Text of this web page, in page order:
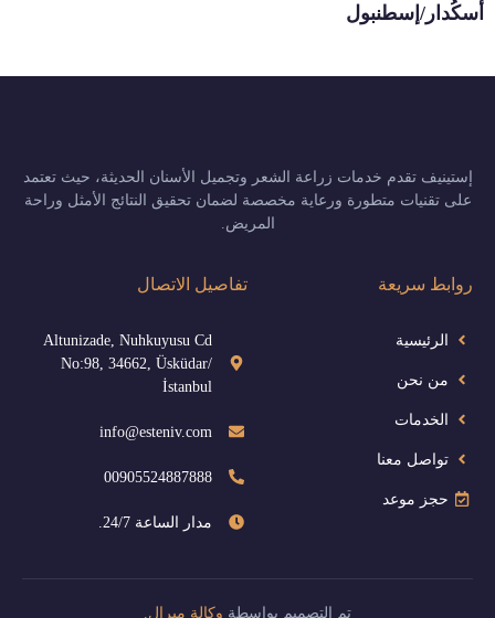
أُسكُدار/إسطنبول
إستينيف تقدم خدمات زراعة الشعر وتجميل الأسنان الحديثة، حيث تعتمد
على تقنيات متطورة ورعاية مخصصة لضمان تحقيق النتائج الأمثل وراحة
المريض.
روابط سريعة
الرئيسية
من نحن
الخدمات
تواصل معنا
حجز موعد
تفاصيل الاتصال
Altunizade, Nuhkuyusu Cd
No:98, 34662, Üsküdar/
İstanbul
info@esteniv.com
00905524887888
مدار الساعة 24/7.
تم التصميم بواسطة وكالة ميرال